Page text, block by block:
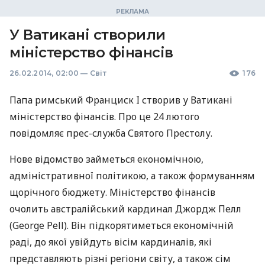
У Ватикані створили
міністерство фінансів
26.02.2014, 02:00 — Світ 176
Папа римський Франциск I створив у Ватикані
міністерство фінансів. Про це 24 лютого
повідомляє прес-служба Святого Престолу.
Нове відомство займеться економічною,
адміністративної політикою, а також формуванням
щорічного бюджету. Міністерство фінансів
очолить австралійський кардинал Джордж Пелл
(George Pell). Він підкорятиметься економічній
раді, до якої увійдуть вісім кардиналів, які
представляють різні регіони світу, а також сім